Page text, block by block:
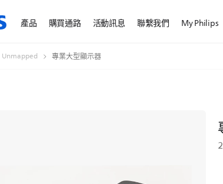
產品 購買通路 活動訊息 聯繫我們 My Philips
Unmapped 專業大型顯示器